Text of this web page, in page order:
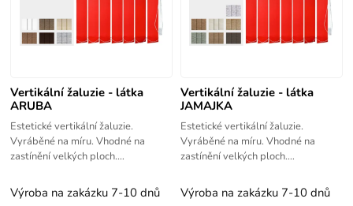
Vertikální žaluzie - látka
ARUBA
Estetické vertikální žaluzie.
Vyráběné na míru. Vhodné na
zastínění velkých ploch.
videonávody.
Výroba na zakázku 7-10 dnů
Vertikální žaluzie - látka
JAMAJKA
Estetické vertikální žaluzie.
Vyráběné na míru. Vhodné na
zastínění velkých ploch.
videonávody.
Výroba na zakázku 7-10 dnů